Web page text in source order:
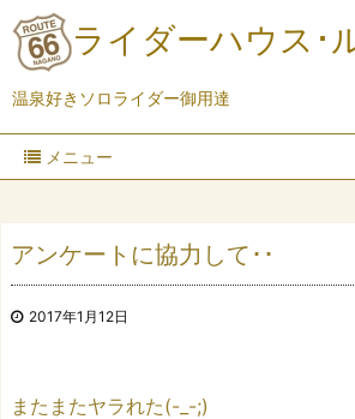
ライダーハウス･
温泉好きソロライダー御用達
メニュー
アンケートに協力して･･
2017年1月12日
またまたヤラれた(-_-;)